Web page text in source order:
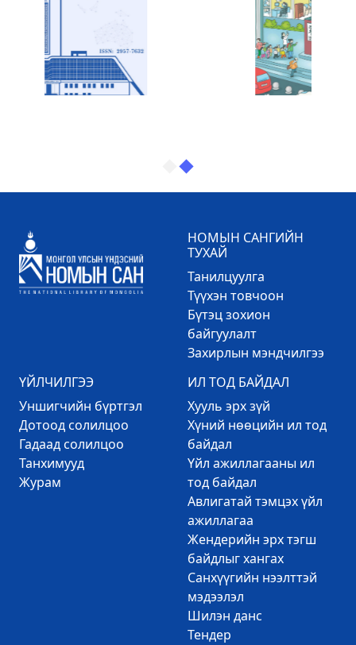
НОМЫН САНГИЙН
ТУХАЙ
Танилцуулга
Түүхэн товчоон
Бүтэц зохион
байгуулалт
Захирлын мэндчилгээ
ҮЙЛЧИЛГЭЭ
Уншигчийн бүртгэл
Дотоод солилцоо
Гадаад солилцоо
Танхимууд
Журам
ИЛ ТОД БАЙДАЛ
Хууль эрх зүй
Хүний нөөцийн ил тод
байдал
Үйл ажиллагааны ил
тод байдал
Авлигатай тэмцэх үйл
ажиллагаа
Жендерийн эрх тэгш
байдлыг хангах
Санхүүгийн нээлттэй
мэдээлэл
Шилэн данс
Тендер